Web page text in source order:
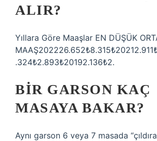
ALIR?
Yıllara Göre Maaşlar EN DÜŞÜK
.324₺2.893₺20192.136₺2.
BIR GARSON KAÇ
MASAYA BAKAR?
Aynı garson 6 veya 7 masada